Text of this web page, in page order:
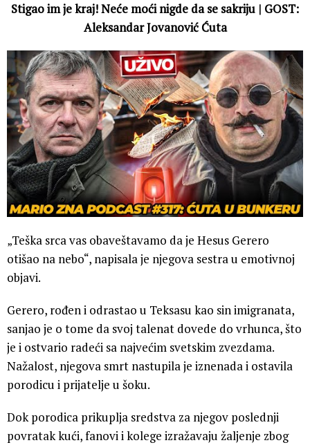
Stigao im je kraj! Neće moći nigde da se sakriju | GOST:
Aleksandar Jovanović Ćuta
„Teška srca vas obaveštavamo da je Hesus Gerero
otišao na nebo“, napisala je njegova sestra u emotivnoj
objavi.
Gerero, rođen i odrastao u Teksasu kao sin imigranata,
sanjao je o tome da svoj talenat dovede do vrhunca, što
je i ostvario radeći sa najvećim svetskim zvezdama.
Nažalost, njegova smrt nastupila je iznenada i ostavila
porodicu i prijatelje u šoku.
Dok porodica prikuplja sredstva za njegov poslednji
povratak kući, fanovi i kolege izražavaju žaljenje zbog